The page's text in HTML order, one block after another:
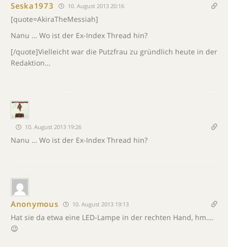
Seska1973 10. August 2013 20:16
[quote=AkiraTheMessiah]
Nanu … Wo ist der Ex-Index Thread hin?
[/quote]Vielleicht war die Putzfrau zu gründlich heute in der
Redaktion…
10. August 2013 19:26
Nanu … Wo ist der Ex-Index Thread hin?
Anonymous 10. August 2013 19:13
Hat sie da etwa eine LED-Lampe in der rechten Hand, hm….
😉